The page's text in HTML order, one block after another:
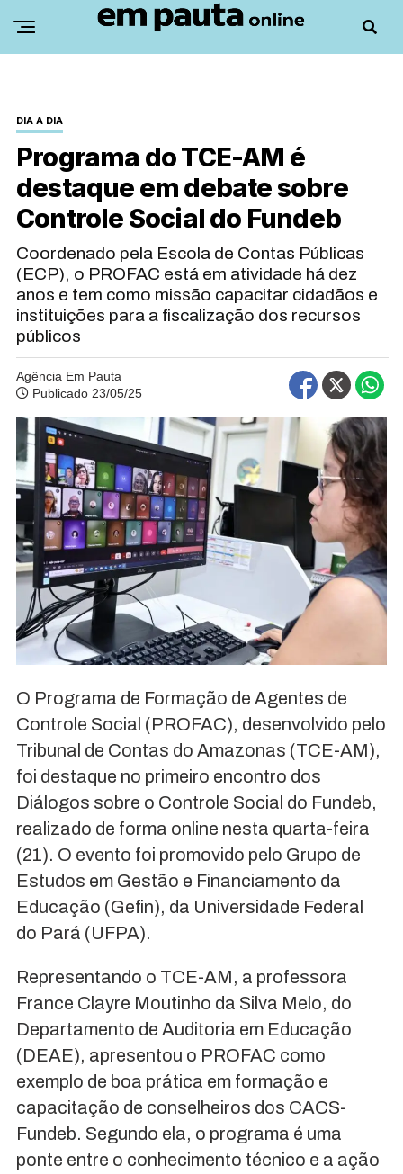
DIA A DIA
Programa do TCE-AM é
destaque em debate sobre
Controle Social do Fundeb
Coordenado pela Escola de Contas Públicas
(ECP), o PROFAC está em atividade há dez
anos e tem como missão capacitar cidadãos e
instituições para a fiscalização dos recursos
públicos
Agência Em Pauta
Publicado 23/05/25
O Programa de Formação de Agentes de
Controle Social (PROFAC), desenvolvido pelo
Tribunal de Contas do Amazonas (TCE-AM),
foi destaque no primeiro encontro dos
Diálogos sobre o Controle Social do Fundeb,
realizado de forma online nesta quarta-feira
(21). O evento foi promovido pelo Grupo de
Estudos em Gestão e Financiamento da
Educação (Gefin), da Universidade Federal
do Pará (UFPA).
Representando o TCE-AM, a professora
France Clayre Moutinho da Silva Melo, do
Departamento de Auditoria em Educação
(DEAE), apresentou o PROFAC como
exemplo de boa prática em formação e
capacitação de conselheiros dos CACS-
Fundeb. Segundo ela, o programa é uma
ponte entre o conhecimento técnico e a ação